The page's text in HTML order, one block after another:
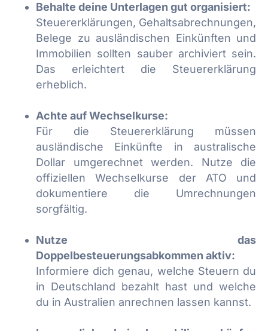
Behalte deine Unterlagen gut organisiert:
Steuererklärungen, Gehaltsabrechnungen,
Belege zu ausländischen Einkünften und
Immobilien sollten sauber archiviert sein.
Das erleichtert die Steuererklärung
erheblich.
Achte auf Wechselkurse:
Für die Steuererklärung müssen
ausländische Einkünfte in australische
Dollar umgerechnet werden. Nutze die
offiziellen Wechselkurse der ATO und
dokumentiere die Umrechnungen
sorgfältig.
Nutze das
Doppelbesteuerungsabkommen aktiv:
Informiere dich genau, welche Steuern du
in Deutschland bezahlt hast und welche
du in Australien anrechnen lassen kannst.